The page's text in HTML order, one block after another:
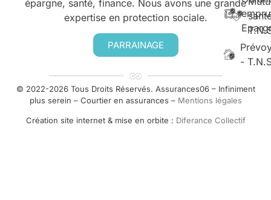
épargne, santé, finance. Nous avons une grande
expertise en protection sociale.
PARRAINAGE
-
© 2022-2026 Tous Droits Réservés. Assurances06 – Infiniment
plus serein – Courtier en assurances – Mentions légales
Création site internet & mise en orbite : Diferance Collectif